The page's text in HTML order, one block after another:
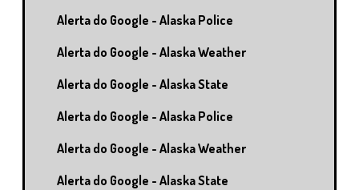
Alerta do Google - Alaska Police
Alerta do Google - Alaska Weather
Alerta do Google - Alaska State
Alerta do Google - Alaska Police
Alerta do Google - Alaska Weather
Alerta do Google - Alaska State